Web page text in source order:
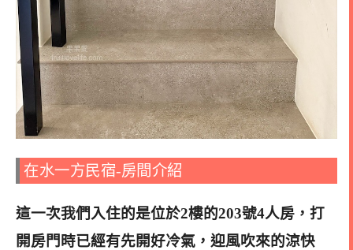
在水一方民宿-房間介紹
這一次我們入住的是位於2樓的203號4人房，打
開房門時已經有先開好冷氣，迎風吹來的涼快